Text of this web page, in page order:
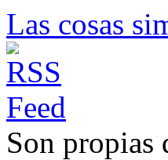
Las cosas
Son propias